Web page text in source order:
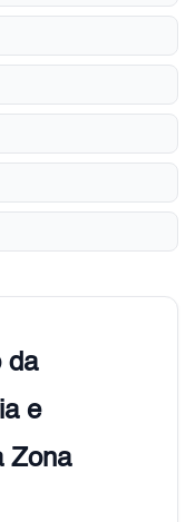
da
e
Zona